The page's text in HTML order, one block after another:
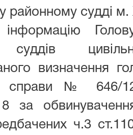
районному судді м.
інформацію
суддів
визначення
справи № 646/
за
ч.3